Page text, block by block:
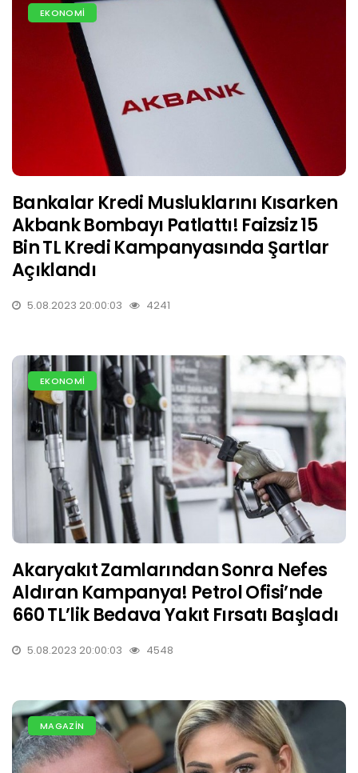
EKONOMİ
Bankalar Kredi Musluklarını Kısarken
Akbank Bombayı Patlattı! Faizsiz 15
Bin TL Kredi Kampanyasında Şartlar
Açıklandı
5.08.2023 20:00:03 4241
EKONOMİ
Akaryakıt Zamlarından Sonra Nefes
Aldıran Kampanya! Petrol Ofisi’nde
660 TL’lik Bedava Yakıt Fırsatı Başladı
5.08.2023 20:00:03 4548
MAGAZİN